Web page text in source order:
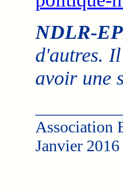
NDLR-
d'autres.
avoir une
Association
Janvier 2016